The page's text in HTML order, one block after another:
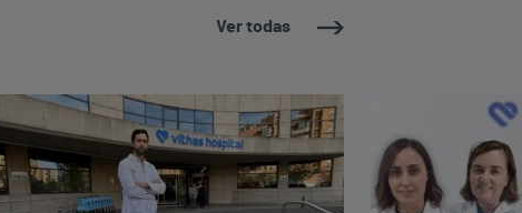
Ver todas